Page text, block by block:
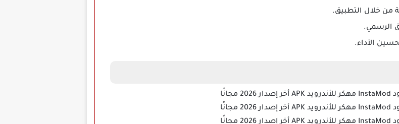
من خلال التطبيق.
الرسمي.
الأداء.